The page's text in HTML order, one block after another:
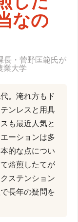
なの
長・菅野匡範氏が
業大学
。淹れ方もド
ンレスと用具
も最近人気と
ーションは多
的な点につい
焙煎したてが
ステンション
長年の疑問を